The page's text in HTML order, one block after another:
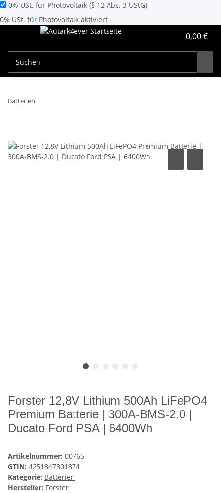
0% USt. für Photovoltaik (§ 12 Abs. 3 UStG)
0% USt. für Photovoltaik aktiviert
0,00 €
Batterien
Forster 12,8V Lithium 500Ah LiFePO4
Premium Batterie | 300A-BMS-2.0 |
Ducato Ford PSA | 6400Wh
Artikelnummer: 00765
GTIN: 4251847301874
Kategorie: Batterien
Hersteller: Forster